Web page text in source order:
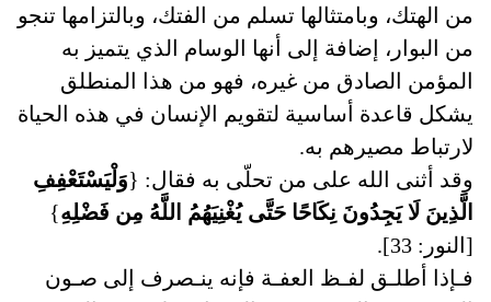
من الهتك، وبامتثالها تسلم من الفتك، وبالتزامها تنجو
من البوار، إضافة إلى أنها الوسام الذي يتميز به
المؤمن الصادق من غيره، فهو من هذا المنطلق
يشكل قاعدة أساسية لتقويم الإنسان في هذه الحياة
لارتباط مصيرهم به.
وقد أثنى الله على من تحلّى به فقال: {وَلْيَسْتَعْفِفِ
الَّذِينَ لَا يَجِدُونَ نِكَاحًا حَتَّى يُغْنِيَهُمُ اللَّهُ مِن فَضْلِهِ}
[النور: 33].
فـإذا أطلـق لفـظ العفـة فإنه ينـصرف إلى صـون